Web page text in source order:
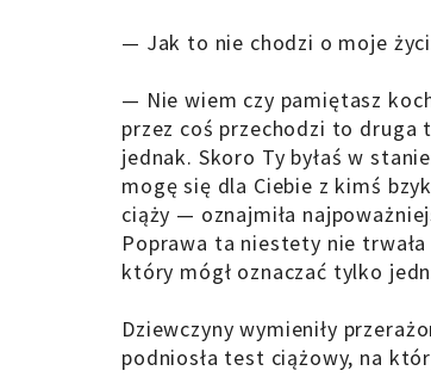
— Jak to nie chodzi o moje
— Nie wiem czy pamiętasz
przez coś przechodzi to druga
jednak. Skoro Ty byłaś w
mogę się dla Ciebie z kimś
ciąży — oznajmiła
Poprawa ta niestety nie
który mógł oznaczać tylko
Dziewczyny wymieniły
podniosła test ciążowy, na